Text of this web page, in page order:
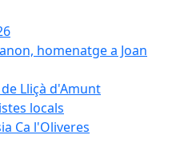
homenatge a Joan
Lliçà d'Amunt
locals
Ca l'Oliveres